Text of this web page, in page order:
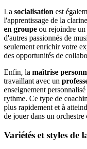
La socialisation est
l'apprentissage de la
en groupe ou rejoindre un
d'autres passionnés de
seulement enrichir votre
des opportunités de
Enfin, la maîtrise
travaillant avec un
enseignement
rythme. Ce type de
plus rapidement et à
de jouer dans un
Variétés et styles de